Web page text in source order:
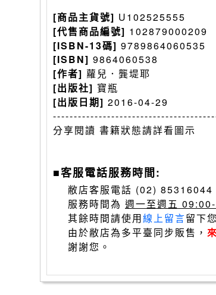
[商品主貨號] U102525555
[代售商品編號] 102879000209
[ISBN-13碼] 9789864060535
[ISBN] 9864060538
[作者] 蘿兒．龔堤耶
[出版社] 寶瓶
[出版日期] 2016-04-29
分享閱讀 書籍狀態請詳看圖示
■客服電話服務時間:
敝店客服電話 (02) 85316044
服務時間為 週一至週五
其餘時間請使用線上留言留下
由於敝店為多平臺同步販售，
謝謝您。